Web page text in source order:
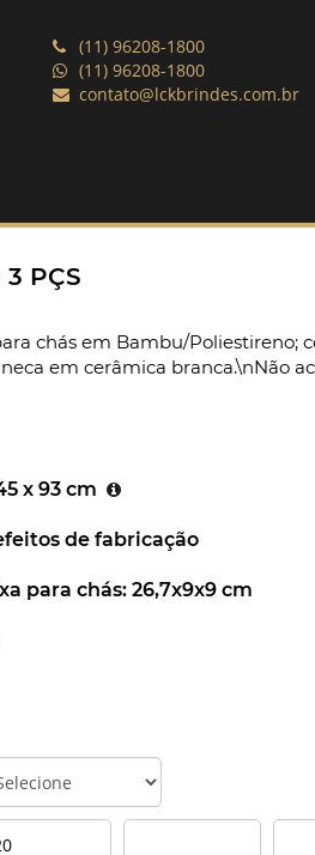
(11) 96208-1800
(11) 96208-1800
contato@lckbrindes.com.br
PÇS
chás em Bambu/Poliestireno;
em cerâmica branca.\nNão
x 93 cm
de fabricação
para chás: 26,7x9x9 cm